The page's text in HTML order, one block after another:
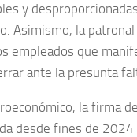
y
Asimismo, la
empleados que
ante la presunta
la firma
desde fines de